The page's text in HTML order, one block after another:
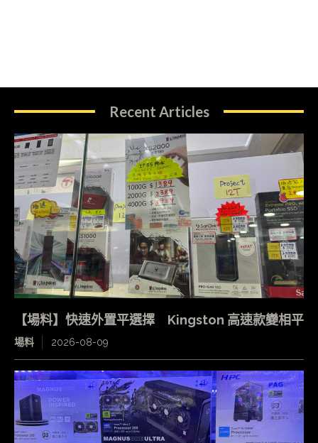
Recent Articles
【場料】快速外置平選擇 Kingston 高速款變相平
場料 2026-08-09